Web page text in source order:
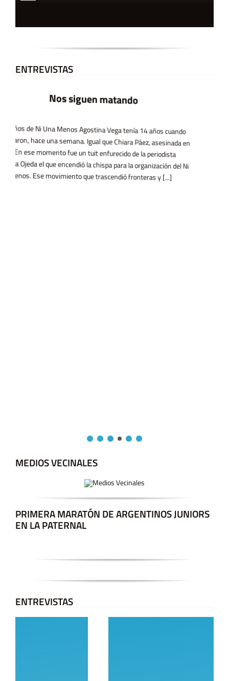
ENTREVISTAS
La utopía no cabe en una app
Silicon Valley logró apropiarse del imaginario utópico de la
informática y convertirlo en un motor de acumulación, mientras
las izquierdas quedaron rezagadas. En esta entrevista, el
pensador vasco Ekaitz Cancela hace un recorrido por el vínculo
entre economía digital y neoliberalismo, el caso chino como espejo
MEDIOS VECINALES
PRIMERA MARATÓN DE ARGENTINOS JUNIORS
EN LA PATERNAL
ENTREVISTAS